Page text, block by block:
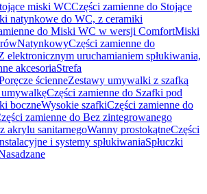
miski WCCzęści zamienne do Stojące
natynkowe do WC, z ceramiki
do Miski WC w wersji ComfortMiski
NatynkowyCzęści zamienne do
elektronicznym uruchamianiem spłukiwania,
akcesoriaStrefa
ścienneZestawy umywalki z szafką
Części zamienne do Szafki pod
boczneWysokie szafkiCzęści zamienne do
zamienne do Bez zintegrowanego
akrylu sanitarnegoWanny prostokątneCzęści
i systemy spłukiwaniaSpłuczki